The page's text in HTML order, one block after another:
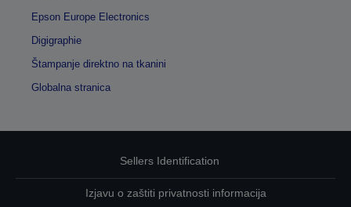
Epson Europe Electronics
Digigraphie
Štampanje direktno na tkanini
Globalna stranica
Sellers Identification
Izjavu o zaštiti privatnosti informacija